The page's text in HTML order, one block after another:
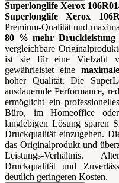
Superlonglife Xerox
Superlonglife Xerox
Premium-Qualität und
80 % mehr Druckleistung
vergleichbare
ist sie für eine Vielzahl
gewährleistet eine
hoher Qualität. Die
ausdauernde Performance,
ermöglicht ein
Büro, im Homeoffice
langlebigen Lösung sparen
Druckqualität einzugehen.
das Originalprodukt und
Leistungs-Verhältnis.
Druckqualität und
deutlich geringeren Kosten.